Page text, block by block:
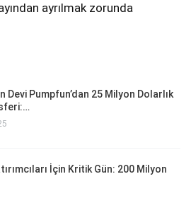
ayrılmak zorunda
Devi Pumpfun’dan 25 Milyon Dolarlık
İçin Kritik Gün: 200 Milyon